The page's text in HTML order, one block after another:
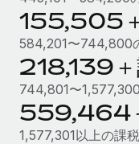
Remoteの製品ア
よびContractor
プラス）
Remoteの使命は、世
業務に最適な人材を採
ることです。この数週
スしました。...
155,505
584,201〜744,800
218,139＋
744,801〜
559,464
1,577,301以上の課